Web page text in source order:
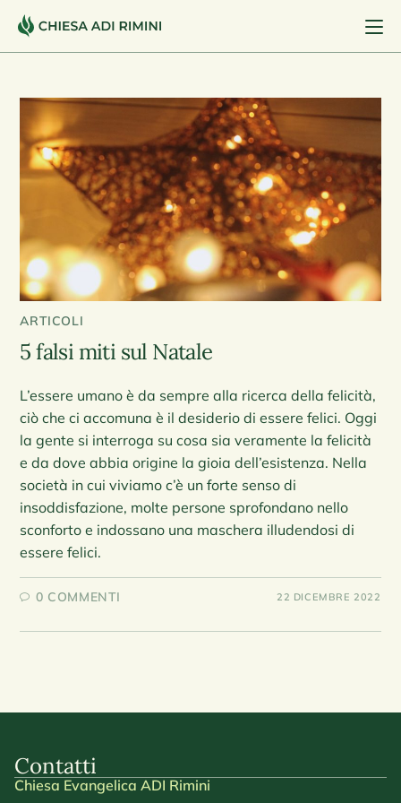
ARTICOLI
5 falsi miti sul Natale
L’essere umano è da sempre alla ricerca della felicità,
ciò che ci accomuna è il desiderio di essere felici. Oggi
la gente si interroga su cosa sia veramente la felicità
e da dove abbia origine la gioia dell’esistenza. Nella
società in cui viviamo c’è un forte senso di
insoddisfazione, molte persone sprofondano nello
sconforto e indossano una maschera illudendosi di
essere felici.
0 COMMENTI 22 DICEMBRE 2022
Contatti
Chiesa Evangelica ADI Rimini